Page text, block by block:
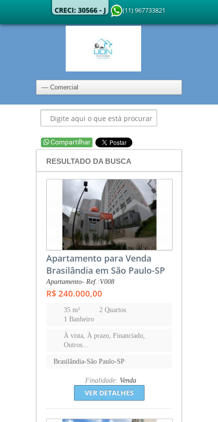
CRECI: 30566 - J (11) 967733821
RESULTADO DA BUSCA
Apartamento para Venda
Brasilândia em São Paulo-SP
Apartamento- Ref.:V008
R$ 240.000,00
35 m²
2 Quartos
1 Banheiro
À vista, À prazo, Financiado,
Outros...
Brasilândia-São Paulo-SP
Finalidade: Venda
VER DETALHES